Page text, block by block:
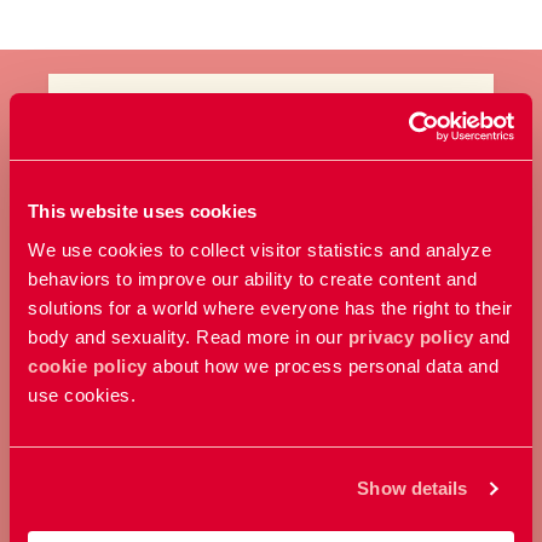
This website uses cookies
We use cookies to collect visitor statistics and analyze
behaviors to improve our ability to create content and
solutions for a world where everyone has the right to their
body and sexuality. Read more in our privacy policy and
cookie policy about how we process personal data and
use cookies.
Show details
BLI MEDLEM
Ta ställning för allas rätt att
bestämma över sin kropp och
sexualitet.
Bli medlem